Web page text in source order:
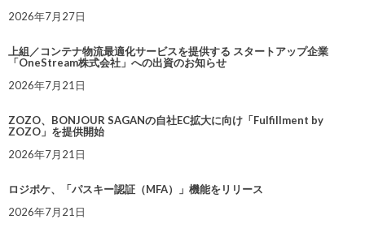
2026年7月27日
上組／コンテナ物流最適化サービスを提供する スタートアップ企業
「OneStream株式会社」への出資のお知らせ
2026年7月21日
ZOZO、BONJOUR SAGANの自社EC拡大に向け「Fulfillment by
ZOZO」を提供開始
2026年7月21日
ロジポケ、「パスキー認証（MFA）」機能をリリース
2026年7月21日